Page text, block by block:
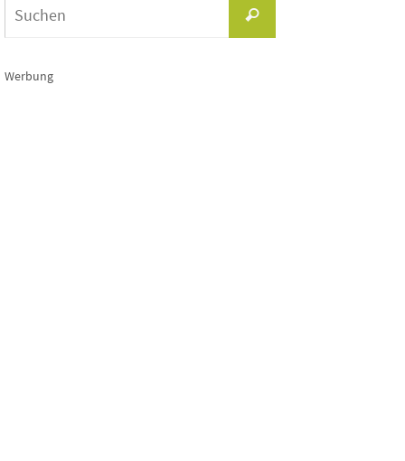
Suchen
Werbung